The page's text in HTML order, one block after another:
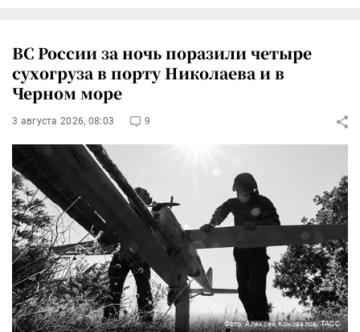
ВС России за ночь поразили четыре
сухогруза в порту Николаева и в
Черном море
3 августа 2026, 08:03 9
Фото: Алексей Коновалов/ТАСC